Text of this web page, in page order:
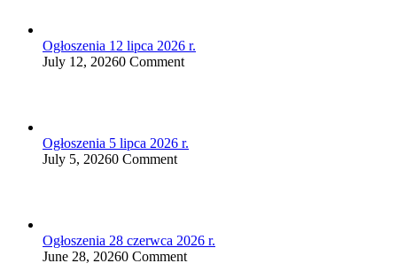
Ogłoszenia 12 lipca 2026 r.
July 12, 20260 Comment
Ogłoszenia 5 lipca 2026 r.
July 5, 20260 Comment
Ogłoszenia 28 czerwca 2026 r.
June 28, 20260 Comment